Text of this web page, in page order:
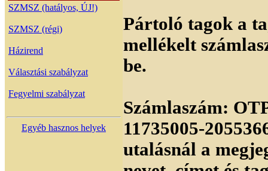
SZMSZ (hatályos, ÚJ!)
SZMSZ (régi)
Házirend
Választási szabályzat
Fegyelmi szabályzat
Egyéb hasznos helyek
Pártoló tagok a
mellékelt
be.
Számlaszám:
11735005-
utalásnál a